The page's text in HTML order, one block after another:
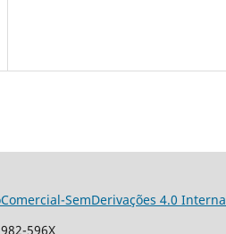
SemDerivações 4.0
596X